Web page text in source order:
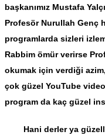
başkanımız Mustafa
Profesör Nurullah Genç
programlarda sizleri
Rabbim ömür verirse
okumak için verdiği
çok güzel YouTube
program da kaç güzel
Hani derler ya